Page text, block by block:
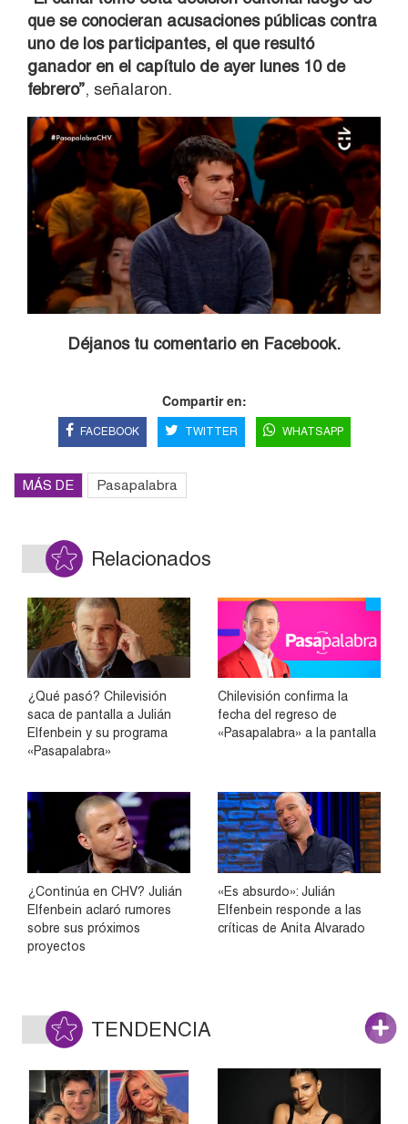
que se conocieran acusaciones públicas contra
uno de los participantes, el que resultó
ganador en el capítulo de ayer lunes 10 de
febrero”, señalaron.
Déjanos tu comentario en Facebook.
Compartir en:
FACEBOOK TWITTER WHATSAPP
MÁS DE Pasapalabra
Relacionados
¿Qué pasó? Chilevisión
saca de pantalla a Julián
Elfenbein y su programa
«Pasapalabra»
Chilevisión confirma la
fecha del regreso de
«Pasapalabra» a la pantalla
¿Continúa en CHV? Julián
Elfenbein aclaró rumores
sobre sus próximos
proyectos
«Es absurdo»: Julián
Elfenbein responde a las
críticas de Anita Alvarado
TENDENCIA